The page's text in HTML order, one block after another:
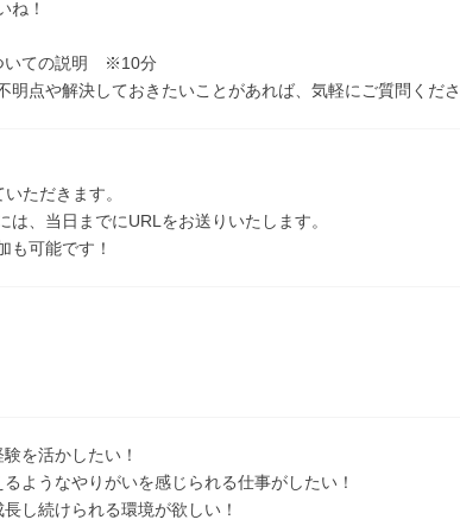
ね！
いての説明 ※10分
明点や解決しておきたいことがあれば、気軽にご質問くだ
ただきます。
は、当日までにURLをお送りいたします。
も可能です！
を活かしたい！
ようなやりがいを感じられる仕事がしたい！
し続けられる環境が欲しい！